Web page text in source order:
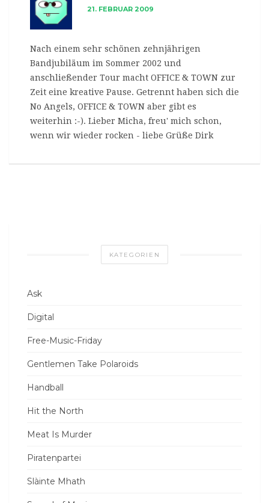
21. FEBRUAR 2009
Nach einem sehr schönen zehnjährigen
Bandjubiläum im Sommer 2002 und
anschließender Tour macht OFFICE & TOWN zur
Zeit eine kreative Pause. Getrennt haben sich die
No Angels, OFFICE & TOWN aber gibt es
weiterhin :-). Lieber Micha, freu' mich schon,
wenn wir wieder rocken - liebe Grüße Dirk
KATEGORIEN
Ask
Digital
Free-Music-Friday
Gentlemen Take Polaroids
Handball
Hit the North
Meat Is Murder
Piratenpartei
Slàinte Mhath